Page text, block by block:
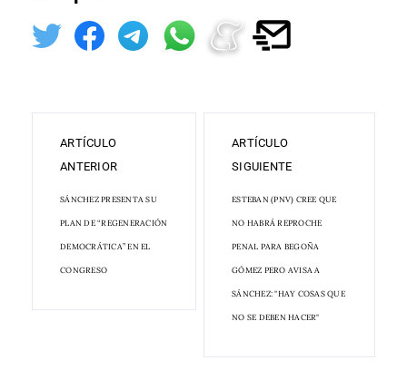
ARTÍCULO
ANTERIOR
SÁNCHEZ PRESENTA SU
PLAN DE “REGENERACIÓN
DEMOCRÁTICA” EN EL
CONGRESO
ARTÍCULO
SIGUIENTE
ESTEBAN (PNV) CREE QUE
NO HABRÁ REPROCHE
PENAL PARA BEGOÑA
GÓMEZ PERO AVISA A
SÁNCHEZ: "HAY COSAS QUE
NO SE DEBEN HACER"